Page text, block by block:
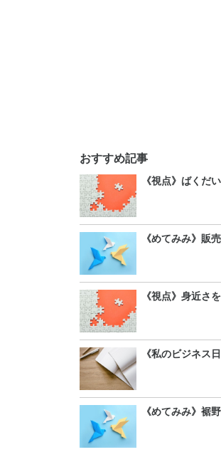
おすすめ記事
《視点》ばくだ
《めてみみ》販
《視点》身近さ
《私のビジネ
《めてみみ》裾